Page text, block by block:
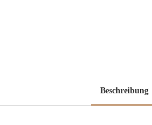
Beschreibung